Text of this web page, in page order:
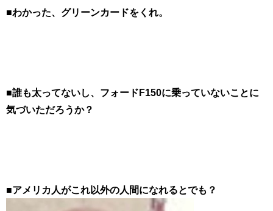
■わかった、グリーンカードをくれ。
■誰も太ってないし、フォードF150に乗っていないことに
気づいただろうか？
■アメリカ人がこれ以外の人間になれるとでも？